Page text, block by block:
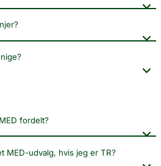
fordelt?
MED-udvalg, hvis jeg er TR?